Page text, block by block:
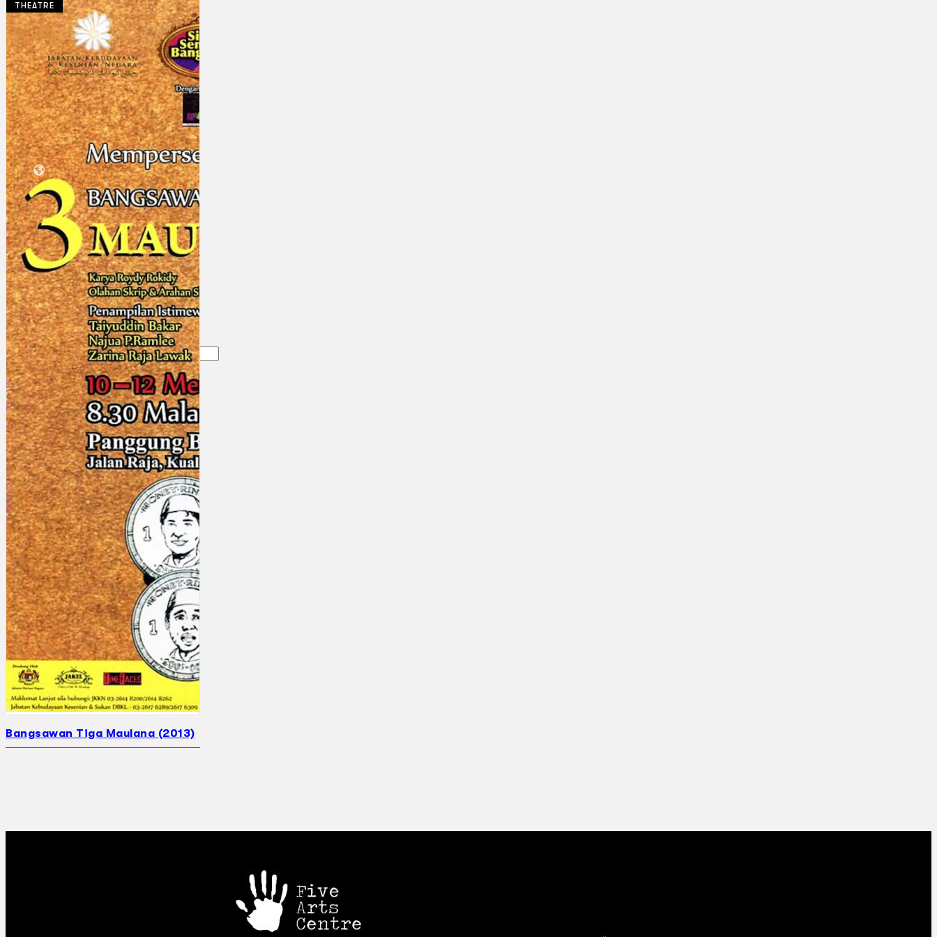
Koleksi Kami
Teater
Tarian
Artikel
Penapisan
Sejarah Lisan
Mengenai Kami
Hubungi Kami
BM
EN
Cari laman web
Gelintar
×
THEATRE
Bangsawan Tiga Maulana (2013)